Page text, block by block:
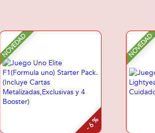
NOVEDAD
- 6 %
NOVEDAD